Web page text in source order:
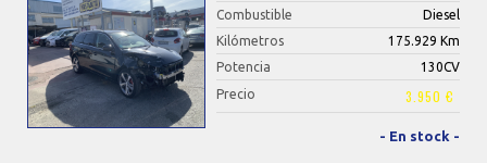
Combustible
Diesel
Kilómetros
175.929 Km
Potencia
130CV
Precio
3.950 €
- En stock -